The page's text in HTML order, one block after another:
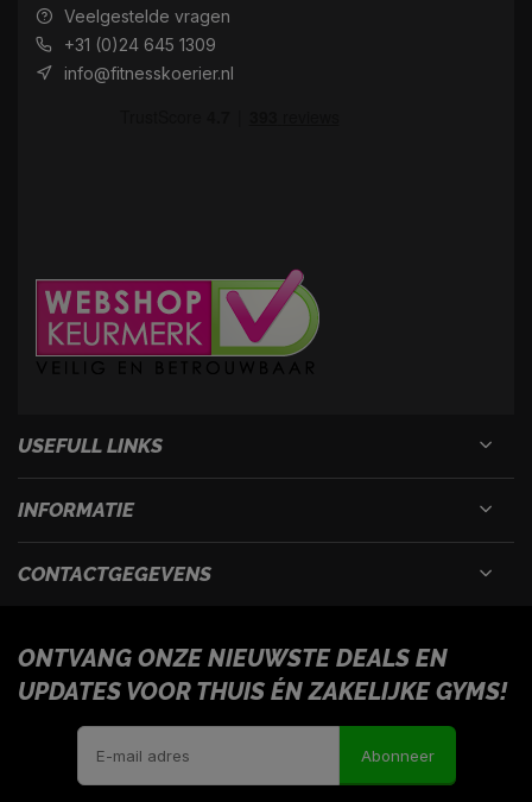
Veelgestelde vragen
+31 (0)24 645 1309
info@fitnesskoerier.nl
USEFULL LINKS
INFORMATIE
CONTACTGEGEVENS
ONTVANG ONZE NIEUWSTE DEALS EN
UPDATES VOOR THUIS ÉN ZAKELIJKE GYMS!
Abonneer